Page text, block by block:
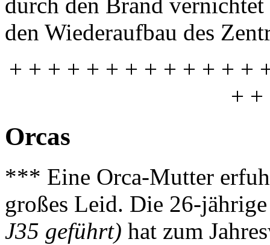
den Wiederaufbau des
+ + + + + + + + + + + + +
+ +
Orcas
*** Eine Orca-Mutter
großes Leid. Die 26-
J35 geführt) hat zum